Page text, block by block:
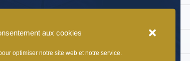
aux cookies
optimiser notre site web et notre service.